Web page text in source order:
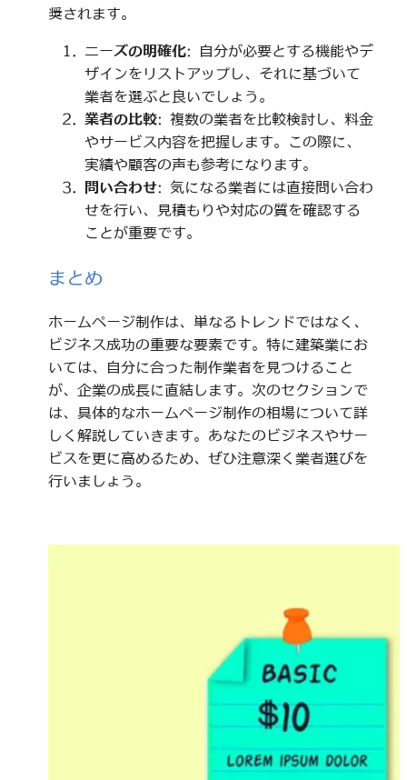
奨されます。
ニーズの明確化: 自分が必要とする機能やデ
ザインをリストアップし、それに基づいて
業者を選ぶと良いでしょう。
業者の比較: 複数の業者を比較検討し、料金
やサービス内容を把握します。この際に、
実績や顧客の声も参考になります。
問い合わせ: 気になる業者には直接問い合わ
せを行い、見積もりや対応の質を確認する
ことが重要です。
まとめ
ホームページ制作は、単なるトレンドではなく、
ビジネス成功の重要な要素です。特に建築業にお
いては、自分に合った制作業者を見つけること
が、企業の成長に直結します。次のセクションで
は、具体的なホームページ制作の相場について詳
しく解説していきます。あなたのビジネスやサー
ビスを更に高めるため、ぜひ注意深く業者選びを
行いましょう。